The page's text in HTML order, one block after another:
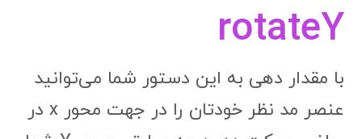
rotateY
با مقدار دهی به این دستور شما می‌توانید
عنصر مد نظر خودتان را در جهت محور x در